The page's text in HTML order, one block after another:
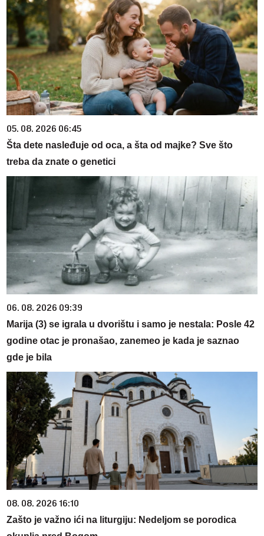
05. 08. 2026 06:45
Šta dete nasleđuje od oca, a šta od majke? Sve što
treba da znate o genetici
06. 08. 2026 09:39
Marija (3) se igrala u dvorištu i samo je nestala: Posle 42
godine otac je pronašao, zanemeo je kada je saznao
gde je bila
08. 08. 2026 16:10
Zašto je važno ići na liturgiju: Nedeljom se porodica